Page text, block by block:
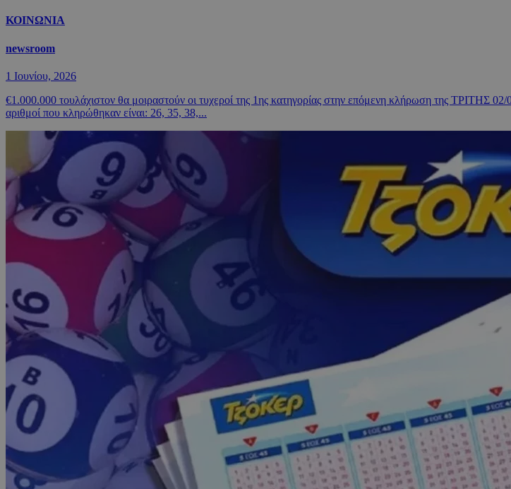
ΚΟΙΝΩΝΙΑ
newsroom
1 Ιουνίου, 2026
€1.000.000 τουλάχιστον θα μοιραστούν οι τυχεροί της 1ης κατηγορίας στην επόμενη κλήρωση της
αριθμοί που κληρώθηκαν είναι: 26, 35, 38,...